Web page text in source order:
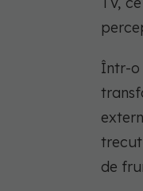
Într-
de